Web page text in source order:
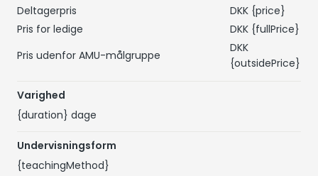
Deltagerpris
DKK {price}
Pris for ledige
DKK {fullPrice}
Pris udenfor AMU-målgruppe
DKK
{outsidePrice}
Varighed
{duration} dage
Undervisningsform
{teachingMethod}